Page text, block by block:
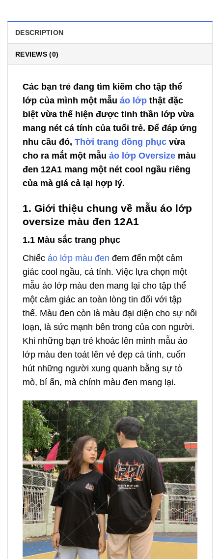
DESCRIPTION
REVIEWS (0)
Các bạn trẻ đang tìm kiếm cho tập thể
lớp của mình một mẫu áo lớp thật đặc
biệt vừa thể hiện được tinh thần lớp vừa
mang nét cá tính của tuổi trẻ. Để đáp ứng
nhu cầu đó, Thời trang đồng phục vừa
cho ra mắt một mẫu áo lớp Oversize màu
đen 12A1 mang một nét cool ngầu riêng
của mà giá cả lại hợp lý.
1. Giới thiệu chung về mẫu áo lớp
oversize màu đen 12A1
1.1 Màu sắc trang phục
Chiếc áo lớp màu đen đem đến một cảm
giác cool ngầu, cá tính. Việc lựa chọn một
mẫu áo lớp màu đen mang lại cho tập thể
một cảm giác an toàn lòng tin đối với tập
thể. Màu đen còn là màu đại diện cho sự nổi
loạn, là sức mạnh bên trong của con người.
Khi những bạn trẻ khoác lên mình mẫu áo
lớp màu đen toát lên vẻ đẹp cá tính, cuốn
hút những người xung quanh bằng sự tò
mò, bí ẩn, mà chính màu đen mang lại.